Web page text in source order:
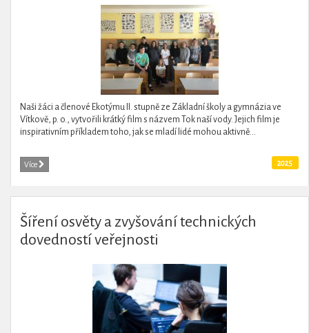
Naši žáci a členové Ekotýmu II. stupně ze Základní školy a gymnázia ve
Vítkově, p. o., vytvořili krátký film s názvem Tok naší vody. Jejich film je
inspirativním příkladem toho, jak se mladí lidé mohou aktivně...
Více 2025
Šíření osvěty a zvyšování technických
dovedností veřejnosti